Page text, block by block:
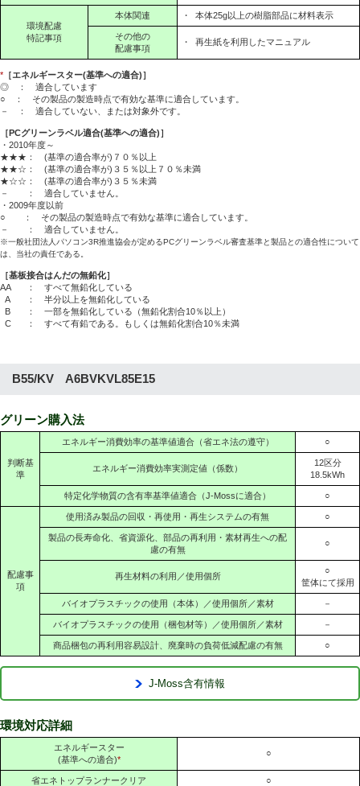
環境配慮
特記事項
本体関連 ・ 本体25g以上の樹脂部品に材料表示
その他の
配慮事項
・ 再生紙を利用したマニュアル
* ［エネルギースター(基準への適合)］
◎ ： 適合しています
○ ： その製品の製造時点で有効な基準に適合しています。
－ ： 適合していない、または対象外です。
［PCグリーンラベル適合(基準への適合)］
・2010年度～
★★★： (基準の適合率が)７０％以上
★★☆： (基準の適合率が)３５％以上７０％未満
★☆☆： (基準の適合率が)３５％未満
－ ： 適合していません。
・2009年度以前
○ ： その製品の製造時点で有効な基準に適合しています。
－ ： 適合していません。
※一般社団法人パソコン3R推進協会が定めるPCグリーンラベル審査基準と製品との適合性について
は、当社の責任である。
［基板接合はんだの無鉛化］
AA
： すべて無鉛化している
A
： 半分以上を無鉛化している
B
： 一部を無鉛化している（無鉛化割合10％以上）
C
： すべて有鉛である。もしくは無鉛化割合10％未満
B55/KV A6BVKVL85E15
グリーン購入法
判断基
準
エネルギー消費効率の基準値適合（省エネ法の遵守） ○
エネルギー消費効率実測定値（係数）
12区分
18.5kWh
特定化学物質の含有率基準値適合（J-Mossに適合） ○
配慮事
項
使用済み製品の回収・再使用・再生システムの有無 ○
製品の長寿命化、省資源化、部品の再利用・素材再生への配
慮の有無
○
再生材料の利用／使用個所
○
筐体にて採用
バイオプラスチックの使用（本体）／使用個所／素材 －
バイオプラスチックの使用（梱包材等）／使用個所／素材 －
商品梱包の再利用容易設計、廃棄時の負荷低減配慮の有無 ○
J-Moss含有情報
環境対応詳細
エネルギースター
(基準への適合)*
○
省エネトップランナークリア ○